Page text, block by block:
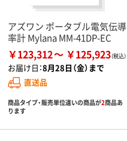
アズワン ポータブル電気伝導
率計 Mylana MM-41DP-EC
￥123,312 ￥125,923
お届け日：8月28日（金）まで
直送品
商品タイプ・販売単位違いの商品が2商品あ
ります